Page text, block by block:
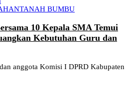
TANAH BUMBU
10 Kepala SMA Temui
Kebutuhan Guru dan
anggota Komisi I DPRD Kabupaten